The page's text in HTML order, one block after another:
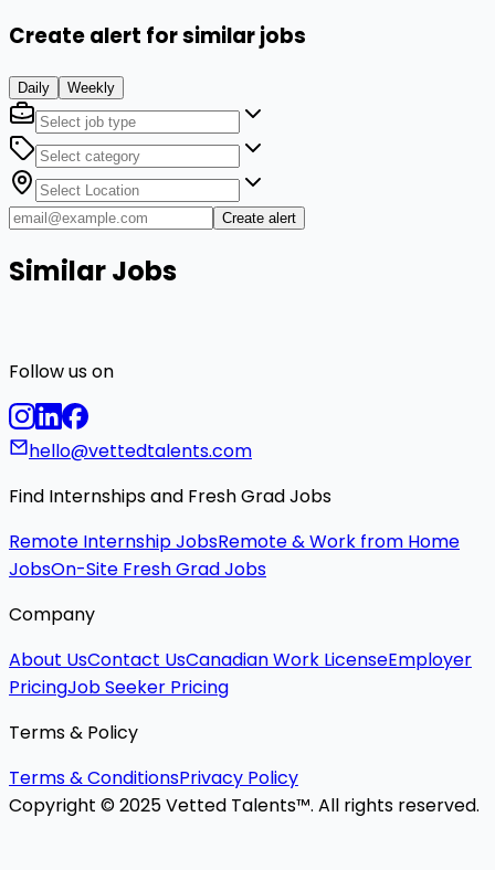
Create alert for similar jobs
Daily Weekly
Create alert
Similar Jobs
Follow us on
hello@vettedtalents.com
Find Internships and Fresh Grad Jobs
Remote Internship JobsRemote & Work from Home
JobsOn-Site Fresh Grad Jobs
Company
About UsContact UsCanadian Work LicenseEmployer
PricingJob Seeker Pricing
Terms & Policy
Terms & ConditionsPrivacy Policy
Copyright © 2025 Vetted Talents™. All rights reserved.